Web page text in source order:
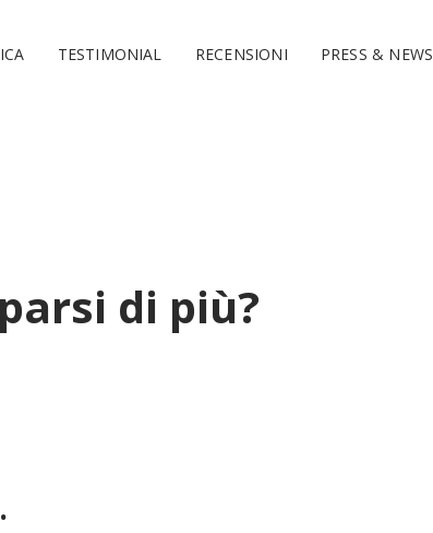
TESTIMONIAL RECENSIONI PRESS & NEWS
di più?